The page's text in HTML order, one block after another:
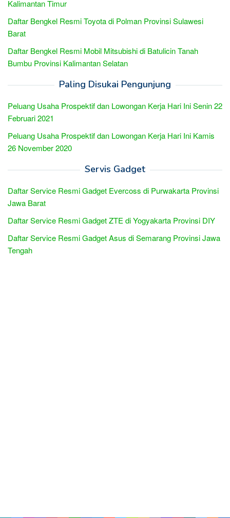
Kalimantan Timur
Daftar Bengkel Resmi Toyota di Polman Provinsi Sulawesi
Barat
Daftar Bengkel Resmi Mobil Mitsubishi di Batulicin Tanah
Bumbu Provinsi Kalimantan Selatan
Paling Disukai Pengunjung
Peluang Usaha Prospektif dan Lowongan Kerja Hari Ini Senin 22
Februari 2021
Peluang Usaha Prospektif dan Lowongan Kerja Hari Ini Kamis
26 November 2020
Servis Gadget
Daftar Service Resmi Gadget Evercoss di Purwakarta Provinsi
Jawa Barat
Daftar Service Resmi Gadget ZTE di Yogyakarta Provinsi DIY
Daftar Service Resmi Gadget Asus di Semarang Provinsi Jawa
Tengah